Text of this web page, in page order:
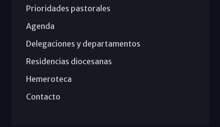
Prioridades pastorales
Agenda
Delegaciones y departamentos
Residencias diocesanas
Hemeroteca
Contacto